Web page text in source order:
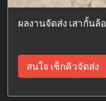
ผลงานจัดส่ง เสากั้นล้อ
สนใจ เช็กคิวจัดส่ง